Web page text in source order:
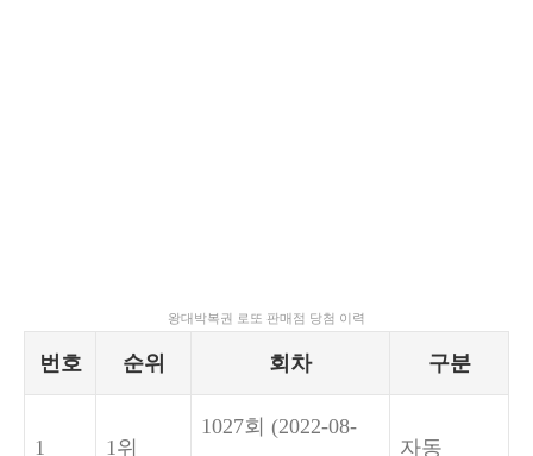
왕대박복권 로또 판매점 당첨 이력
번호 순위 회차 구분
1 1위
1027회 (2022-08-
자동